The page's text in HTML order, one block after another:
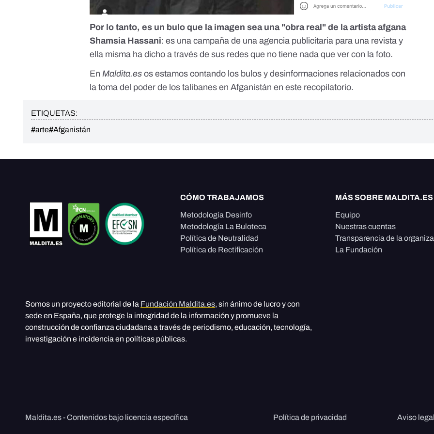
Por lo tanto, es un bulo que la imagen sea una "obra real" de la artista afgana
Shamsia Hassani: es una campaña de una agencia publicitaria para una revista y
ella misma ha dicho a través de sus redes que no tiene nada que ver con la foto.
En Maldita.es os estamos contando los bulos y desinformaciones relacionados con
la toma del poder de los talibanes en Afganistán en este recopilatorio.
ETIQUETAS:
#arte#Afganistán
CÓMO TRABAJAMOS
Metodología Desinfo
Metodología La Buloteca
Política de Neutralidad
Política de Rectificación
MÁS SOBRE MALDITA.ES
Equipo
Nuestras cuentas
Transparencia de la
La Fundación
Somos un proyecto editorial de la Fundación Maldita.es, sin ánimo de lucro y con
sede en España, que protege la integridad de la información y promueve la
construcción de confianza ciudadana a través de periodismo, educación, tecnología,
investigación e incidencia en políticas públicas.
Maldita.es - Contenidos bajo licencia específica Política de privacidad Aviso legal